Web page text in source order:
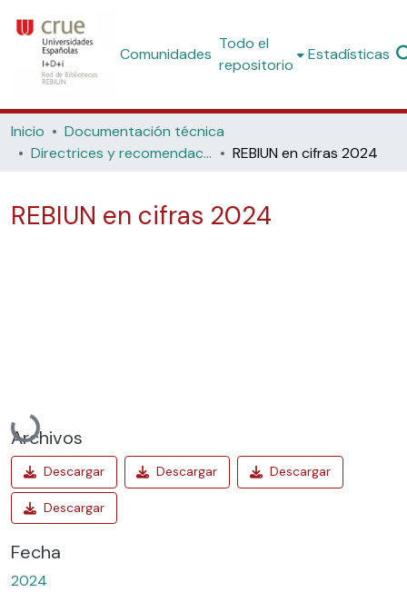
Comunidades
Todo el
repositorio
Estadísticas
Inicio
Documentación técnica
Directrices y recomendaciones
REBIUN en cifras 2024
REBIUN en cifras 2024
Cargando...
Archivos
Fecha
2024